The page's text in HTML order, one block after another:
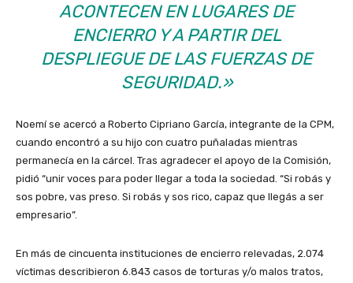
ACONTECEN EN LUGARES DE
ENCIERRO Y A PARTIR DEL
DESPLIEGUE DE LAS FUERZAS DE
SEGURIDAD.»
Noemí se acercó a Roberto Cipriano García, integrante de la CPM,
cuando encontró a su hijo con cuatro puñaladas mientras
permanecía en la cárcel. Tras agradecer el apoyo de la Comisión,
pidió “unir voces para poder llegar a toda la sociedad. “Si robás y
sos pobre, vas preso. Si robás y sos rico, capaz que llegás a ser
empresario”.
En más de cincuenta instituciones de encierro relevadas, 2.074
víctimas describieron 6.843 casos de torturas y/o malos tratos,